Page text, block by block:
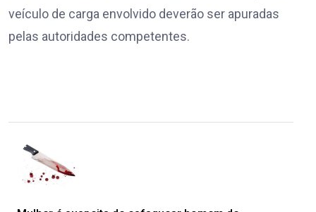
veículo de carga envolvido deverão ser apuradas
pelas autoridades competentes.